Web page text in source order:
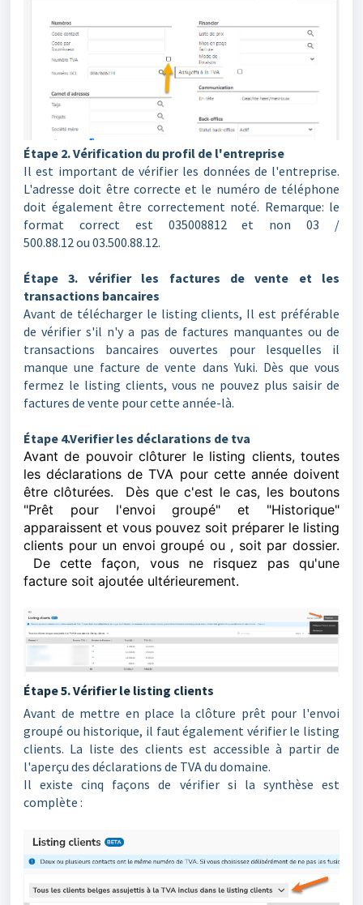
Étape 2. Vérification du profil de l'entreprise
Il est important de vérifier les données de l'entreprise.
L'adresse doit être correcte et le numéro de téléphone
doit également être correctement noté. Remarque: le
format correct est 035008812 et non 03 /
500.88.12 ou 03.500.88.12.
Étape 3. vérifier les factures de vente et les
transactions bancaires
Avant de télécharger le listing clients, Il est préférable
de vérifier s'il n'y a pas de factures manquantes ou de
transactions bancaires ouvertes pour lesquelles il
manque une facture de vente dans Yuki. Dès que vous
fermez le listing clients, vous ne pouvez plus saisir de
factures de vente pour cette année-là.
Étape 4.Verifier les déclarations de tva
Avant de pouvoir clôturer le listing clients, toutes
les déclarations de TVA pour cette année doivent
être clôturées. Dès que c'est le cas, les boutons
"Prêt pour l'envoi groupé" et "Historique"
apparaissent et vous pouvez soit préparer le listing
clients pour un envoi groupé ou , soit par dossier.
De cette façon, vous ne risquez pas qu'une
facture soit ajoutée ultérieurement.
Étape 5. Vérifier le listing clients
Avant de mettre en place la clôture prêt pour l'envoi
groupé ou historique, il faut également vérifier le listing
clients. La liste des clients est accessible à partir de
l'aperçu des déclarations de TVA du domaine.
Il existe cinq façons de vérifier si la synthèse est
complète :